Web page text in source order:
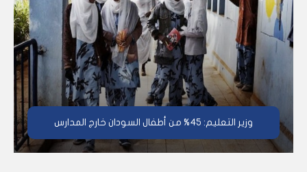
وزير التعليم: 45% من أطفال السودان خارج المدارس